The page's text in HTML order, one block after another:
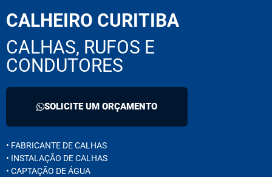
CALHEIRO CURITIBA
CALHAS, RUFOS E
CONDUTORES
SOLICITE UM ORÇAMENTO
• FABRICANTE DE CALHAS
• INSTALAÇÃO DE CALHAS
• CAPTAÇÃO DE ÁGUA